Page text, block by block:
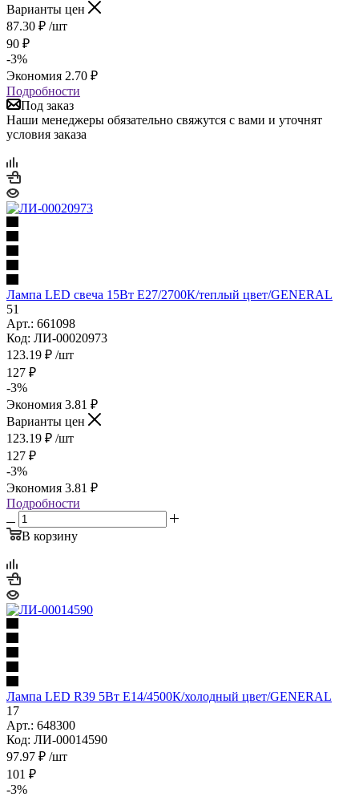
Варианты цен
87.30 ₽ /шт
90 ₽
-3%
Экономия 2.70 ₽
Подробности
Под заказ
Наши менеджеры обязательно свяжутся с вами и уточнят
условия заказа
Лампа LED свеча 15Вт Е27/2700К/теплый цвет/GENERAL
51
Арт.: 661098
Код: ЛИ-00020973
123.19 ₽ /шт
127 ₽
-3%
Экономия 3.81 ₽
Варианты цен
123.19 ₽ /шт
127 ₽
-3%
Экономия 3.81 ₽
Подробности
В корзину
Лампа LED R39 5Вт Е14/4500К/холодный цвет/GENERAL
17
Арт.: 648300
Код: ЛИ-00014590
97.97 ₽ /шт
101 ₽
-3%